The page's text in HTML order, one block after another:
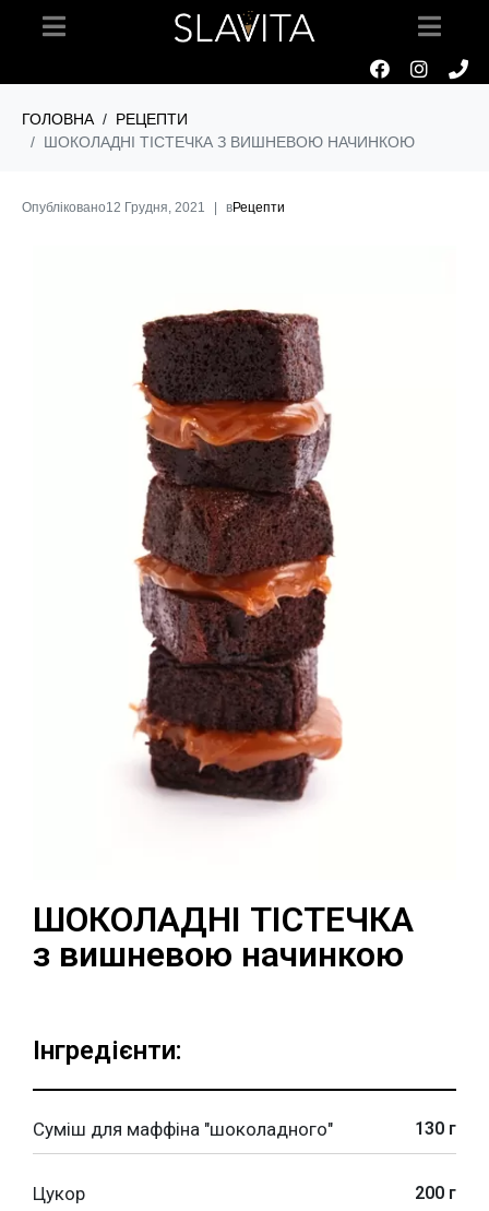
ГОЛОВНА
РЕЦЕПТИ
ШОКОЛАДНІ ТІСТЕЧКА З ВИШНЕВОЮ НАЧИНКОЮ
Опубліковано12 Грудня, 2021 вРецепти
ШОКОЛАДНІ ТІСТЕЧКА
з вишневою начинкою
Інгредієнти:
Суміш для маффіна "шоколадного" 130 г
Цукор 200 г